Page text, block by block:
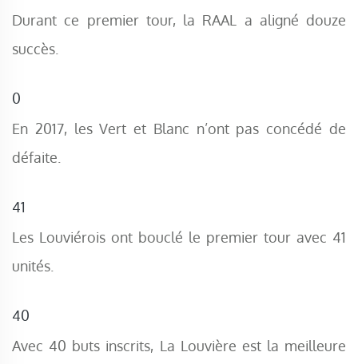
Durant ce premier tour, la RAAL a aligné douze
succès.
0
En 2017, les Vert et Blanc n’ont pas concédé de
défaite.
41
Les Louviérois ont bouclé le premier tour avec 41
unités.
40
Avec 40 buts inscrits, La Louvière est la meilleure